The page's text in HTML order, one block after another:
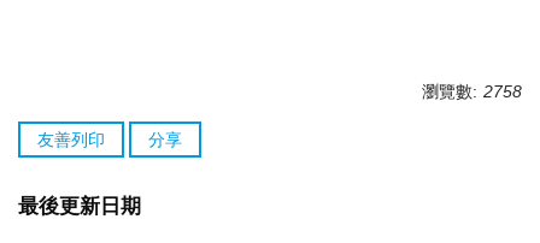
瀏覽數: 2758
友善列印 分享
最後更新日期